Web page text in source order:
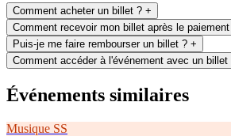
Comment acheter un billet ? +
Comment recevoir mon billet après le
Puis-je me faire rembourser un billet ? +
Comment accéder à l'événement avec un billet
Événements similaires
Musique SS